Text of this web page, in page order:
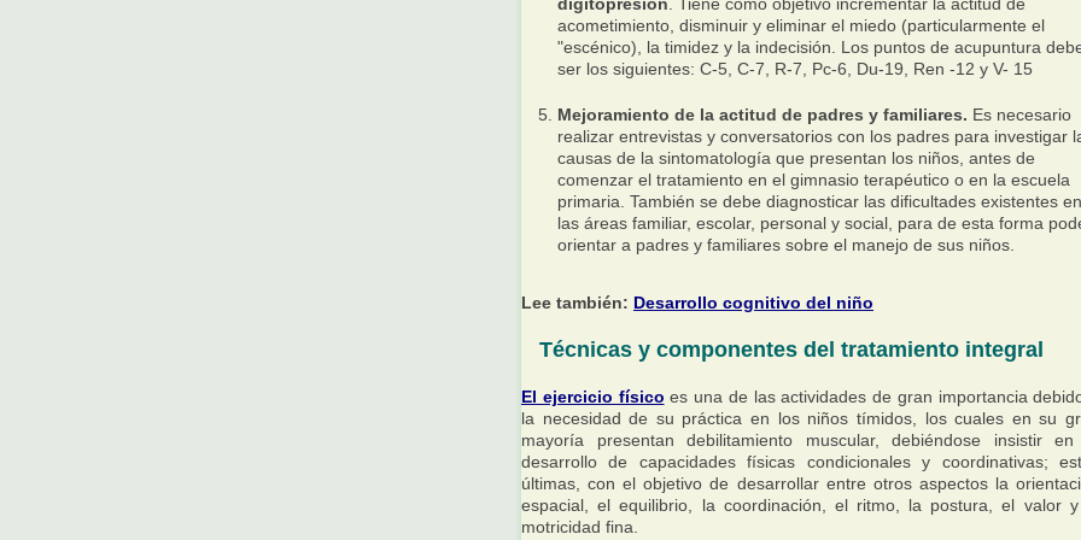
acometimiento, disminuir y eliminar el miedo (particularmente el
"escénico), la timidez y la indecisión. Los puntos de acupuntura
ser los siguientes: C-5, C-7, R-7, Pc-6, Du-19, Ren -12 y V- 15
Mejoramiento de la actitud de padres y familiares. Es necesario
realizar entrevistas y conversatorios con los padres para investigar
causas de la sintomatología que presentan los niños, antes de
comenzar el tratamiento en el gimnasio terapéutico o en la escuela
primaria. También se debe diagnosticar las dificultades existentes en
las áreas familiar, escolar, personal y social, para de esta forma
orientar a padres y familiares sobre el manejo de sus niños.
Lee también: Desarrollo cognitivo del niño
Técnicas y componentes del tratamiento integral
El ejercicio físico es una de las actividades de gran importancia
la necesidad de su práctica en los niños tímidos, los cuales en su
mayoría presentan debilitamiento muscular, debiéndose insistir
desarrollo de capacidades físicas condicionales y coordinativas;
últimas, con el objetivo de desarrollar entre otros aspectos la
espacial, el equilibrio, la coordinación, el ritmo, la postura, el valor
motricidad fina.